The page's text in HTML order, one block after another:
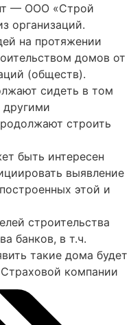
— ООО «Строй
организаций.
на протяжении
домов от
(обществ).
сидеть в том
строить
быть интересен
выявление
этой и
строительства
банков, в т.ч.
такие дома будет
компании